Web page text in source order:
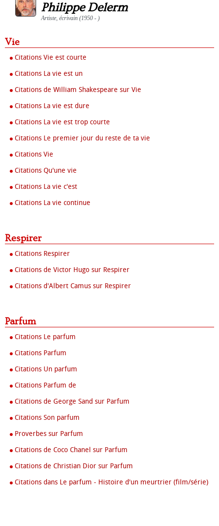
Philippe Delerm
Artiste, écrivain (1950 - )
Vie
Citations Vie est courte
Citations La vie est un
Citations de William Shakespeare sur Vie
Citations La vie est dure
Citations La vie est trop courte
Citations Le premier jour du reste de ta vie
Citations Vie
Citations Qu'une vie
Citations La vie c'est
Citations La vie continue
Respirer
Citations Respirer
Citations de Victor Hugo sur Respirer
Citations d'Albert Camus sur Respirer
Parfum
Citations Le parfum
Citations Parfum
Citations Un parfum
Citations Parfum de
Citations de George Sand sur Parfum
Citations Son parfum
Proverbes sur Parfum
Citations de Coco Chanel sur Parfum
Citations de Christian Dior sur Parfum
Citations dans Le parfum - Histoire d'un meurtrier (film/série)